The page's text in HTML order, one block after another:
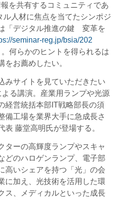
を共有するコミュニティであ
ル人材に焦点を当てたシンポジ
「デジタル推進の鍵 変革を
seminar-reg.jp/bsia/202
何らかのヒントを得られるは
をお薦めしたい。
サイトを見ていただきたい
る講演。産業用ランプや光源
経営統括本部IT戦略部長の須
備工場を業界大手に急成長さ
藤堂高明氏が登場する。
ーの高輝度ランプやスキャ
どのハロゲンランプ、電子部
高いシェアを持つ「光」の会
に加え、光技術を活用した環
ス、メディカルといった成長